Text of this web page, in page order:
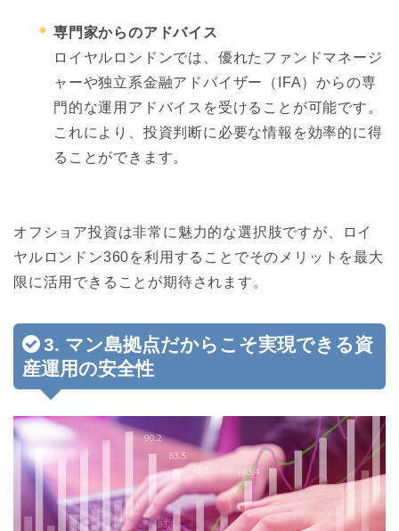
専門家からのアドバイス
ロイヤルロンドンでは、優れたファンドマネージ
ャーや独立系金融アドバイザー（IFA）からの専
門的な運用アドバイスを受けることが可能です。
これにより、投資判断に必要な情報を効率的に得
ることができます。
オフショア投資は非常に魅力的な選択肢ですが、ロイ
ヤルロンドン360を利用することでそのメリットを最大
限に活用できることが期待されます。
3. マン島拠点だからこそ実現できる資
産運用の安全性